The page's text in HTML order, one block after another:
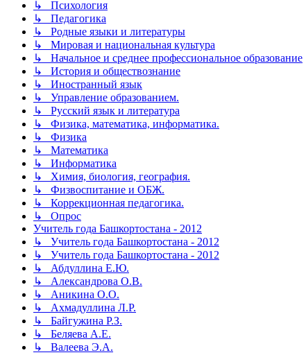
↳ Психология
↳ Педагогика
↳ Родные языки и литературы
↳ Мировая и национальная культура
↳ Начальное и среднее профессиональное образование
↳ История и обществознание
↳ Иностранный язык
↳ Управление образованием.
↳ Русский язык и литература
↳ Физика, математика, информатика.
↳ Физика
↳ Математика
↳ Информатика
↳ Химия, биология, география.
↳ Физвоспитание и ОБЖ.
↳ Коррекционная педагогика.
↳ Опрос
Учитель года Башкортостана - 2012
↳ Учитель года Башкортостана - 2012
↳ Учитель года Башкортостана - 2012
↳ Абдуллина Е.Ю.
↳ Александрова О.В.
↳ Аникина О.О.
↳ Ахмадуллина Л.Р.
↳ Байгужина Р.З.
↳ Беляева А.Е.
↳ Валеева Э.А.